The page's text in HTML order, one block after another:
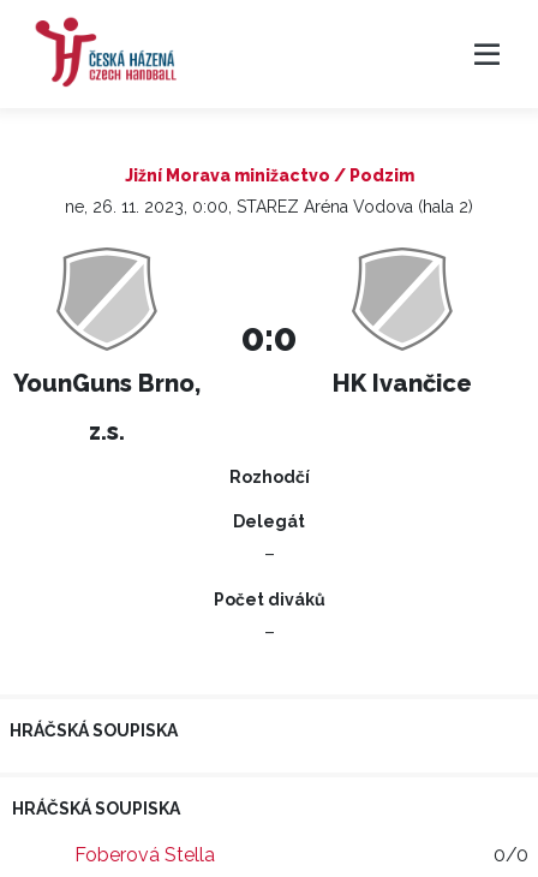
Jižní Morava minižactvo / Podzim
ne, 26. 11. 2023, 0:00, STAREZ Aréna Vodova (hala 2)
YounGuns Brno,
z.s.
0:0
HK Ivančice
Rozhodčí
Delegát
–
Počet diváků
–
HRÁČSKÁ SOUPISKA
HRÁČSKÁ SOUPISKA
Foberová Stella 0/0